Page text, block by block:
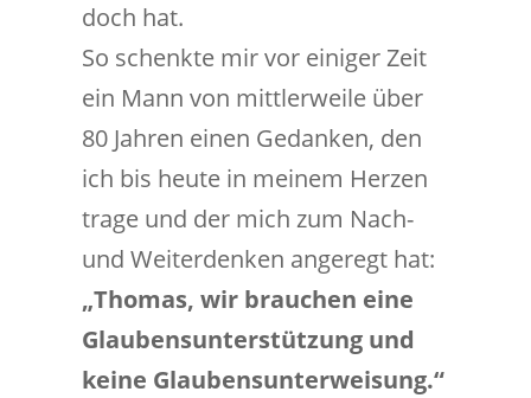
doch hat.
So schenkte mir vor einiger Zeit
ein Mann von mittlerweile über
80 Jahren einen Gedanken, den
ich bis heute in meinem Herzen
trage und der mich zum Nach-
und Weiterdenken angeregt hat:
„Thomas, wir brauchen eine
Glaubensunterstützung und
keine Glaubensunterweisung.“